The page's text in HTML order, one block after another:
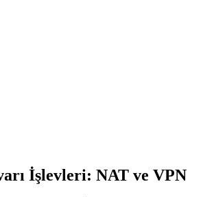
İşlevleri: NAT ve VPN